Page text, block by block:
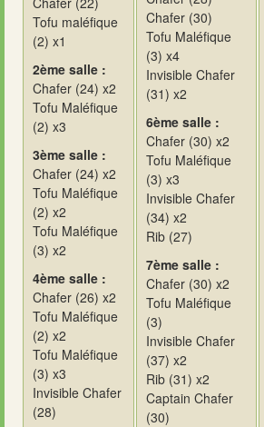
Tofu maléfique
(2) x1
2ème salle :
Chafer (24) x2
Tofu Maléfique
(2) x3
3ème salle :
Chafer (24) x2
Tofu Maléfique
(2) x2
Tofu Maléfique
(3) x2
4ème salle :
Chafer (26) x2
Tofu Maléfique
(2) x2
Tofu Maléfique
(3) x3
Invisible Chafer
(28)
Chafer (30)
Tofu Maléfique
(3) x4
Invisible Chafer
(31) x2
6ème salle :
Chafer (30) x2
Tofu Maléfique
(3) x3
Invisible Chafer
(34) x2
Rib (27)
7ème salle :
Chafer (30) x2
Tofu Maléfique
(3)
Invisible Chafer
(37) x2
Rib (31) x2
Captain Chafer
(30)